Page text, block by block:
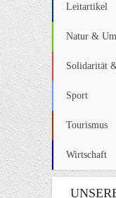
Leitartikel
Natur &
Solidarität
Sport
Tourismus
Wirtschaft